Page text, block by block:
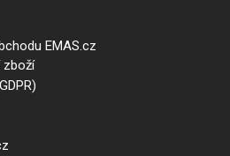
EMAS.cz
zboží